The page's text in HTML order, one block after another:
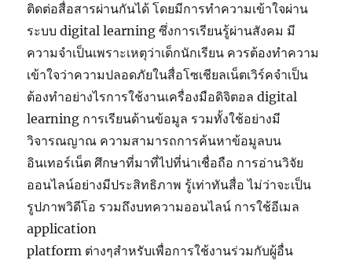
ติดต่อสื่อสารผ่านกันได้ โดยมีการทำความเข้าใจผ่าน
ระบบ digital learning ซึ่งการเรียนรู้ผ่านสังคม มี
ความจำเป็นเพราะเหตุว่าเด็กนักเรียน ควรต้องทำความ
เข้าใจว่าความปลอดภัยในสื่อโซเชียลเน็ตเวิร์คจำเป็น
ต้องทำอย่างไรการใช้งานเครื่องมือดิจิตอล digital
learning การเรียนด้านข้อมูล รวมทั้งใช้อย่างมี
วิจารณญาณ ความสามารถการค้นหาข้อมูลบน
อินเทอร์เน็ต ศึกษาที่มาที่ไปที่น่าเชื่อถือ การอ่านวิจัย
ออนไลน์อย่างมีประสิทธิภาพ รู้เท่าทันสื่อ ไม่ว่าจะเป็น
รูปภาพวิดีโอ รวมถึงบทความออนไลน์ การใช้อีเมล
application
platform ต่างๆสำหรับเพื่อการใช้งานร่วมกับผู้อื่น